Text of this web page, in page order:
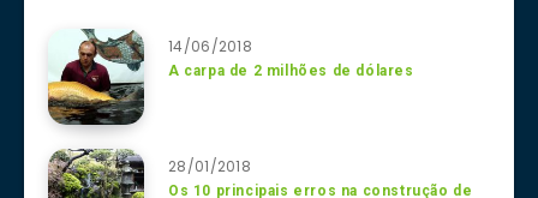
14/06/2018
A carpa de 2 milhões de dólares
28/01/2018
Os 10 principais erros na construção de